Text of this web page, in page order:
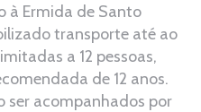
à Ermida de Santo
transporte até ao
a 12 pessoas,
de 12 anos.
ser acompanhados por